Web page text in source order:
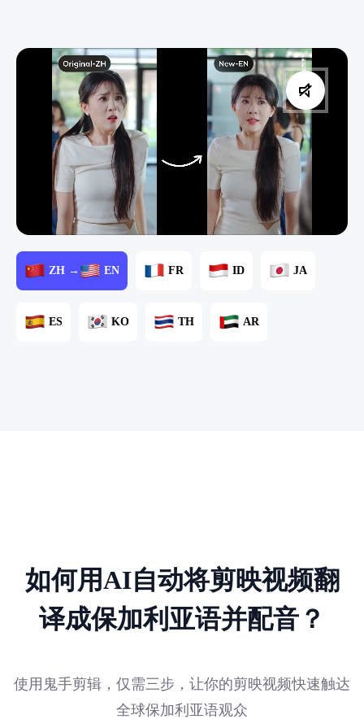
ZH → EN FR ID JA
ES KO TH AR
如何用AI自动将剪映视频翻
译成保加利亚语并配音？
使用鬼手剪辑，仅需三步，让你的剪映视频快速触达
全球保加利亚语观众